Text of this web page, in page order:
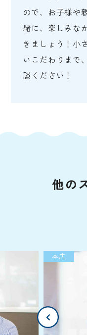
ので、お子様や
緒に、楽しみな
きましょう！小
いこだわりまで
談ください！
他の
本店